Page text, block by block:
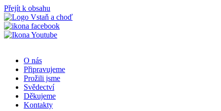
Přejít k obsahu
O nás
Připravujeme
Prožili jsme
Svědectví
Děkujeme
Kontakty